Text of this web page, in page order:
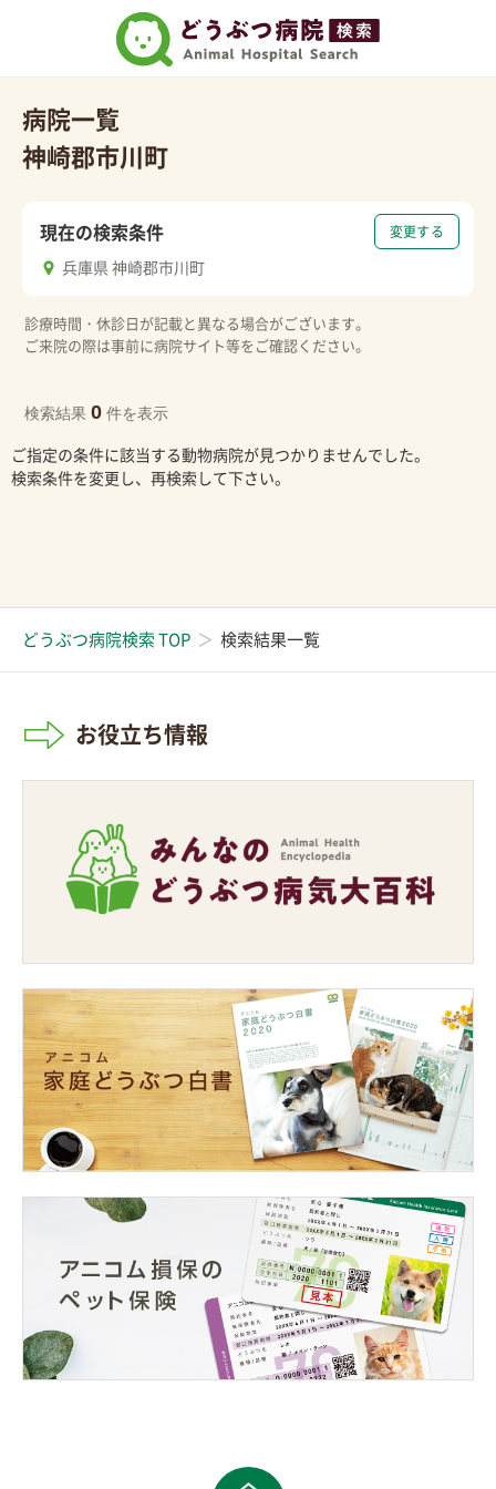
病院一覧
神崎郡市川町
変更する
現在の検索条件
兵庫県 神崎郡市川町
診療時間・休診日が記載と異なる場合がございます。
ご来院の際は事前に病院サイト等をご確認ください。
検索結果 0 件を表示
ご指定の条件に該当する動物病院が見つかりませんでした。
検索条件を変更し、再検索して下さい。
どうぶつ病院検索 TOP 検索結果一覧
お役立ち情報